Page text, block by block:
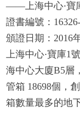
——上海中心·寶
證書編號：
頒證日期： 2016
上海中心·寶庫1
海中心大廈B5層
管箱 18698個，
箱數量最多的地